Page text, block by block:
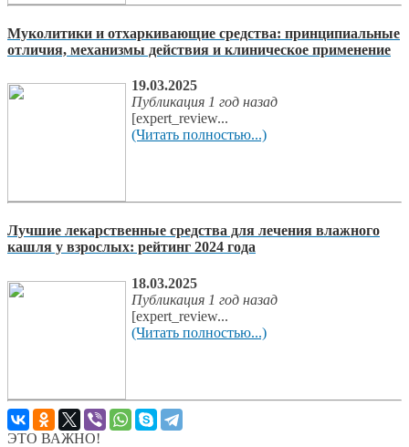
Муколитики и отхаркивающие средства: принципиальные
отличия, механизмы действия и клиническое применение
19.03.2025
Публикация 1 год назад
[expert_review...
(Читать полностью...)
Лучшие лекарственные средства для лечения влажного
кашля у взрослых: рейтинг 2024 года
18.03.2025
Публикация 1 год назад
[expert_review...
(Читать полностью...)
ЭТО ВАЖНО!